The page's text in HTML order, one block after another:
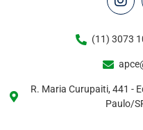
(11) 3073
R. Maria Curupaiti, 441 -
Paulo/